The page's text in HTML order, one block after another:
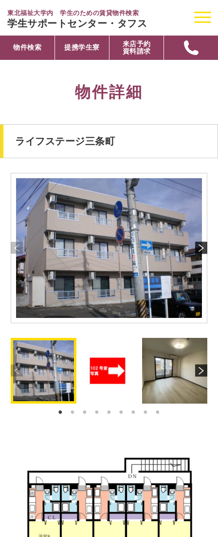
東北福祉大学内 学生のための賃貸物件検索
学生サポートセンター・タフス
物件検索 提携学生寮
来店予約
資料請求
物件詳細
ライフステージ三条町